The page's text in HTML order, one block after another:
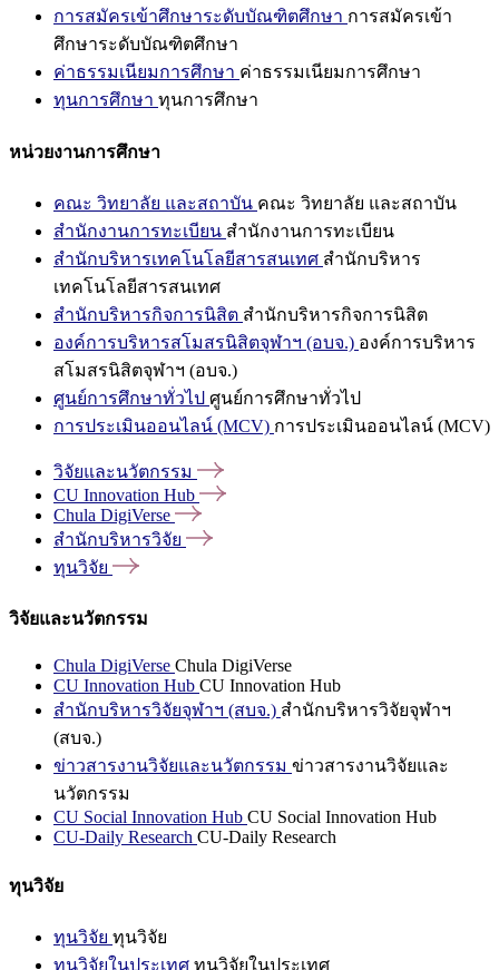
การสมัครเข้าศึกษาระดับบัณฑิตศึกษา การสมัครเข้า
ศึกษาระดับบัณฑิตศึกษา
ค่าธรรมเนียมการศึกษา ค่าธรรมเนียมการศึกษา
ทุนการศึกษา ทุนการศึกษา
หน่วยงานการศึกษา
คณะ วิทยาลัย และสถาบัน คณะ วิทยาลัย และสถาบัน
สำนักงานการทะเบียน สำนักงานการทะเบียน
สำนักบริหารเทคโนโลยีสารสนเทศ สำนักบริหาร
เทคโนโลยีสารสนเทศ
สำนักบริหารกิจการนิสิต สำนักบริหารกิจการนิสิต
องค์การบริหารสโมสรนิสิตจุฬาฯ (อบจ.) องค์การบริหาร
สโมสรนิสิตจุฬาฯ (อบจ.)
ศูนย์การศึกษาทั่วไป ศูนย์การศึกษาทั่วไป
การประเมินออนไลน์ (MCV) การประเมินออนไลน์ (MCV)
วิจัยและนวัตกรรม
CU Innovation Hub
Chula DigiVerse
สำนักบริหารวิจัย
ทุนวิจัย
วิจัยและนวัตกรรม
Chula DigiVerse Chula DigiVerse
CU Innovation Hub CU Innovation Hub
สำนักบริหารวิจัยจุฬาฯ (สบจ.) สำนักบริหารวิจัยจุฬาฯ
(สบจ.)
ข่าวสารงานวิจัยและนวัตกรรม ข่าวสารงานวิจัยและ
นวัตกรรม
CU Social Innovation Hub CU Social Innovation Hub
CU-Daily Research CU-Daily Research
ทุนวิจัย
ทุนวิจัย ทุนวิจัย
ทุนวิจัยในประเทศ ทุนวิจัยในประเทศ